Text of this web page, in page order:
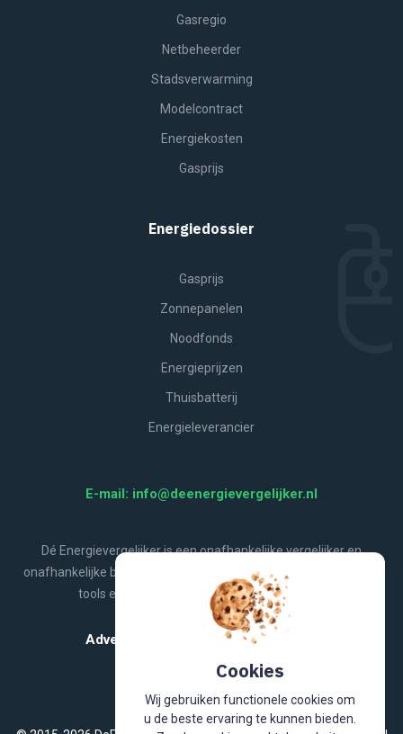
Gasregio
Netbeheerder
Stadsverwarming
Modelcontract
Energiekosten
Gasprijs
Energiedossier
Gasprijs
Zonnepanelen
Noodfonds
Energieprijzen
Thuisbatterij
Energieleverancier
E-mail: info@deenergievergelijker.nl
Dé Energievergelijker is een onafhankelijke vergelijker en
onafhankelijke bron van energienieuws, aanbiedingen, handige
tools en alles wat jij wilt weten over energie.
Adverteren op De Energievergelijker
Cookies
Wij gebruiken functionele cookies om
u de beste ervaring te kunnen bieden.